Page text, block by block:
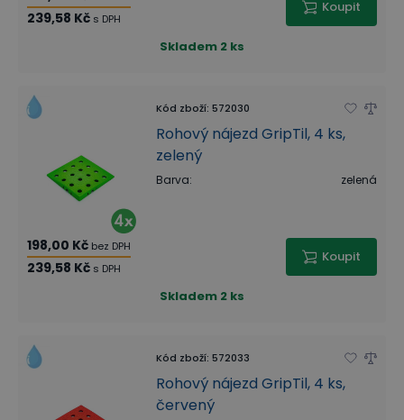
239,58 Kč s DPH
Koupit
Skladem 2 ks
Kód zboží: 572030
Rohový nájezd GripTil, 4 ks,
zelený
Barva: zelená
198,00 Kč bez DPH
239,58 Kč s DPH
Koupit
Skladem 2 ks
Kód zboží: 572033
Rohový nájezd GripTil, 4 ks,
červený